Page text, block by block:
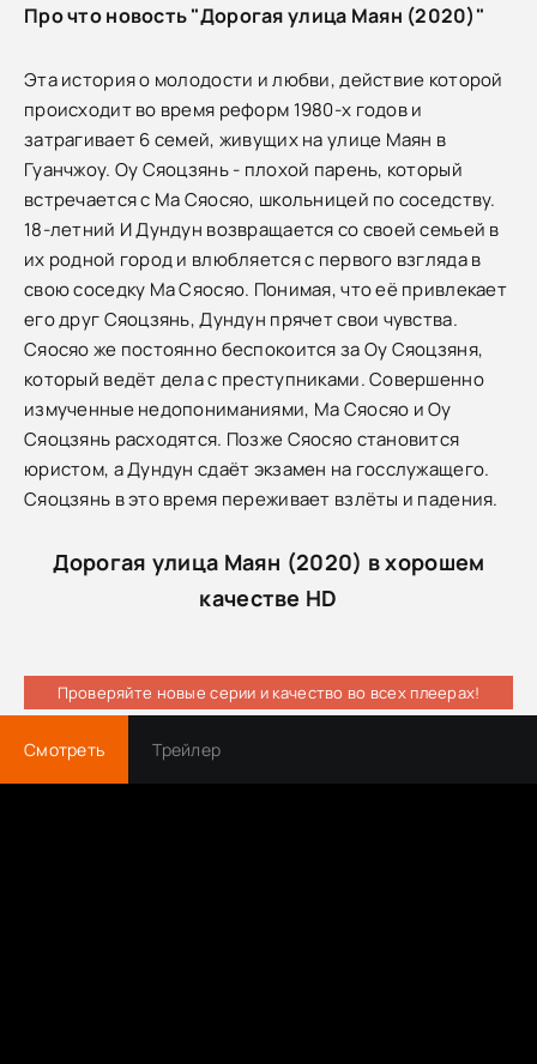
Про что новость "Дорогая улица Маян (2020)"
Эта история о молодости и любви, действие которой
происходит во время реформ 1980-х годов и
затрагивает 6 семей, живущих на улице Маян в
Гуанчжоу. Оу Сяоцзянь - плохой парень, который
встречается с Ма Сяосяо, школьницей по соседству.
18-летний И Дундун возвращается со своей семьей в
их родной город и влюбляется с первого взгляда в
свою соседку Ма Сяосяо. Понимая, что её привлекает
его друг Сяоцзянь, Дундун прячет свои чувства.
Сяосяо же постоянно беспокоится за Оу Сяоцзяня,
который ведёт дела с преступниками. Совершенно
измученные недопониманиями, Ма Сяосяо и Оу
Сяоцзянь расходятся. Позже Сяосяо становится
юристом, а Дундун сдаёт экзамен на госслужащего.
Сяоцзянь в это время переживает взлёты и падения.
Дорогая улица Маян (2020) в хорошем
качестве HD
Проверяйте новые серии и качество во всех плеерах!
Смотреть Трейлер